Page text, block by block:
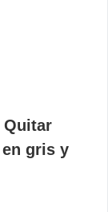
Quitar
gris y